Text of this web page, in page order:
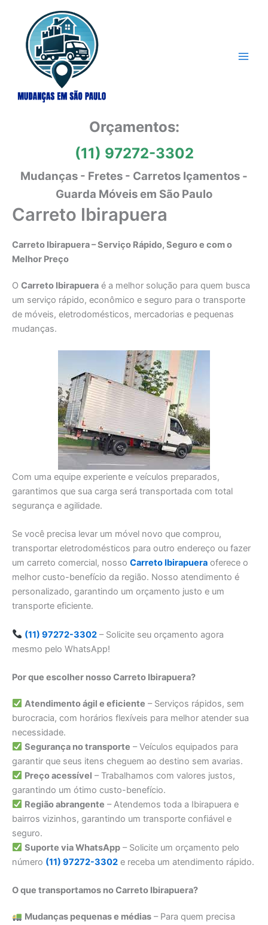
conteúdo
Orçamentos:
(11) 97272-3302
Mudanças - Fretes - Carretos Içamentos -
Guarda Móveis em São Paulo
Carreto Ibirapuera
Carreto Ibirapuera – Serviço Rápido, Seguro e com o
Melhor Preço
O Carreto Ibirapuera é a melhor solução para quem busca
um serviço rápido, econômico e seguro para o transporte
de móveis, eletrodomésticos, mercadorias e pequenas
mudanças.
Com uma equipe experiente e veículos preparados,
garantimos que sua carga será transportada com total
segurança e agilidade.
Se você precisa levar um móvel novo que comprou,
transportar eletrodomésticos para outro endereço ou fazer
um carreto comercial, nosso Carreto Ibirapuera oferece o
melhor custo-benefício da região. Nosso atendimento é
personalizado, garantindo um orçamento justo e um
transporte eficiente.
(11) 97272-3302– Solicite seu orçamento agora
mesmo pelo WhatsApp!
Por que escolher nosso Carreto Ibirapuera?
Atendimento ágil e eficiente – Serviços rápidos, sem
burocracia, com horários flexíveis para melhor atender sua
necessidade.
Segurança no transporte – Veículos equipados para
garantir que seus itens cheguem ao destino sem avarias.
Preço acessível – Trabalhamos com valores justos,
garantindo um ótimo custo-benefício.
Região abrangente – Atendemos toda a Ibirapuera e
bairros vizinhos, garantindo um transporte confiável e
seguro.
Suporte via WhatsApp– Solicite um orçamento pelo
número (11) 97272-3302 e receba um atendimento rápido.
O que transportamos no Carreto Ibirapuera?
Mudanças pequenas e médias– Para quem precisa